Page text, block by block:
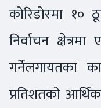
कोरिडोरमा १०
निर्वाचन
गर्नेलगायतका
प्रतिशतको